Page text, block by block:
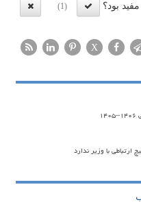
بود؟
(1)
X
با وزیر ندارد